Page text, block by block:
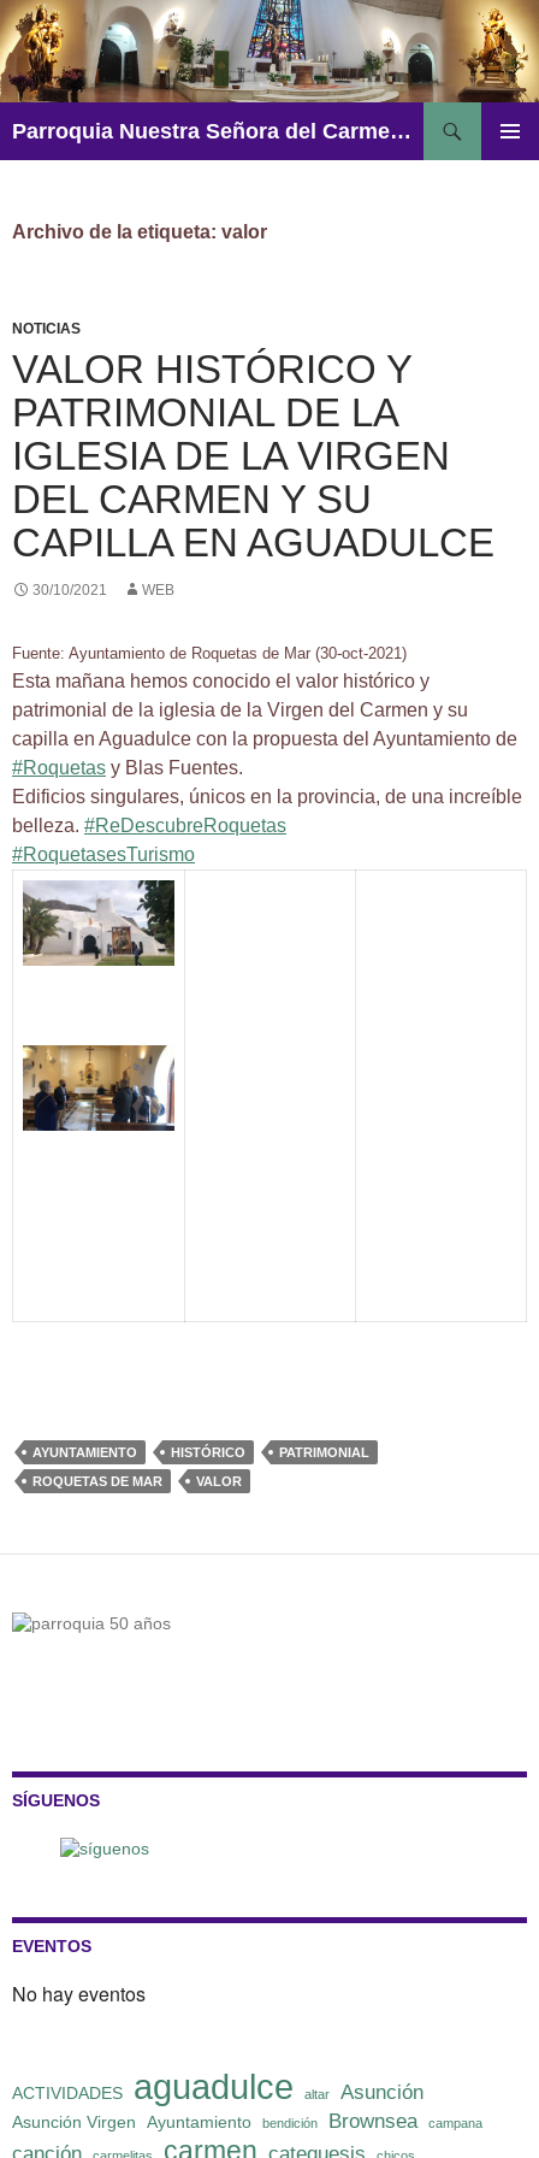
Saltar
al
contenido
Parroquia Nuestra Señora del Carmen – Aguadulce
Archivo de la etiqueta: valor
NOTICIAS
VALOR HISTÓRICO Y
PATRIMONIAL DE LA
IGLESIA DE LA VIRGEN
DEL CARMEN Y SU
CAPILLA EN AGUADULCE
30/10/2021 WEB
Fuente: Ayuntamiento de Roquetas de Mar (30-oct-2021)
Esta mañana hemos conocido el valor histórico y
patrimonial de la iglesia de la Virgen del Carmen y su
capilla en Aguadulce con la propuesta del Ayuntamiento de
#Roquetas y Blas Fuentes.
Edificios singulares, únicos en la provincia, de una increíble
belleza. #ReDescubreRoquetas
#RoquetasesTurismo
AYUNTAMIENTO HISTÓRICO
PATRIMONIAL
ROQUETAS DE MAR
VALOR
SÍGUENOS
EVENTOS
No hay eventos
ACTIVIDADES aguadulce altar Asunción
Asunción Virgen Ayuntamiento bendición Brownsea campana
carmen